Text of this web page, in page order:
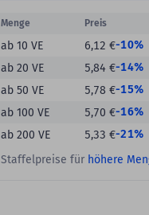
Menge Preis
ab 10 VE 6,12 €-10%
ab 20 VE
5,84 €-14%
ab 50 VE
5,78 €-15%
ab 100 VE
5,70 €-16%
ab 200 VE
5,33 €-21%
Staffelpreise für höhere